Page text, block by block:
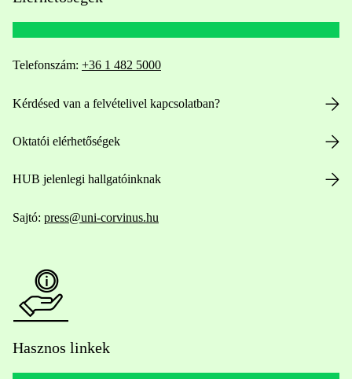
Telefonszám: +36 1 482 5000
Kérdésed van a felvételivel kapcsolatban?
Oktatói elérhetőségek
HUB jelenlegi hallgatóinknak
Sajtó: press@uni-corvinus.hu
Hasznos linkek